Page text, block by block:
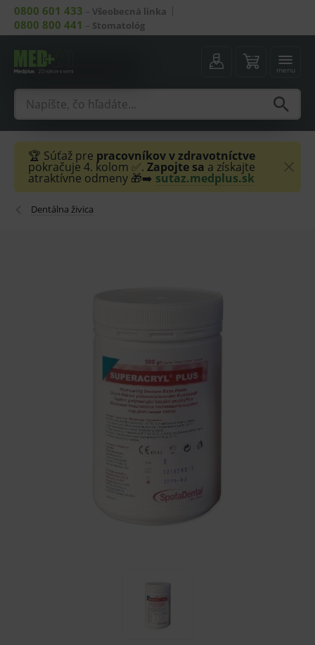
0800 601 433 – Všeobecná linka
0800 800 441 – Stomatológ
menu
🏆 Súťaž pre pracovníkov v zdravotníctve
pokračuje 4. kolom ✅. Zapojte sa a získajte
atraktívne odmeny 🎁➡️ sutaz.medplus.sk
Dentálna živica